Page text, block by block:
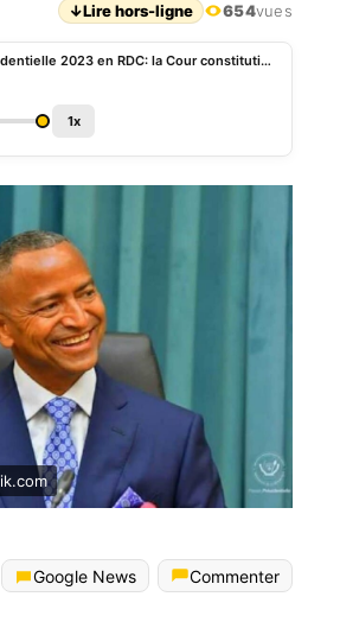
↓Lire hors-ligne 654vues
Présidentielle 2023 en RDC: la Cour constitutionnelle valide la candidature de Moà¯se Katumbi
1x
Google News
Commenter